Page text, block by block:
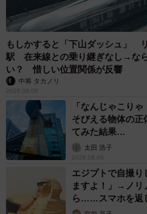
もしかすると「下山ダッシュ」
駅 在来線との乗り継ぎなし→な
い？ 惜しい位置関係が反響
中将 タカノリ
2026.08.06
「なんじゃこり
そびえる物体の
てみた結果…
太田 浩子
2026.08.06
エジプトで自撮り
ますよ！」→ノリ
ら……スマホを返
カモ代表かも」「